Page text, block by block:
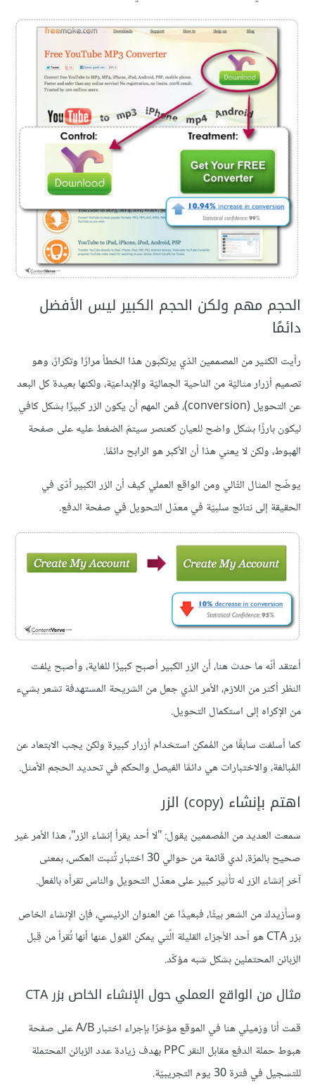
الحجم مهم ولكن الحجم الكبير ليس الأفضل
دائمًا
رأيت الكثير من المصممين الذي يرتكبون هذا الخطأ مرارًا وتكرارً، وهو
تصميم أزرار مثاليّة من الناحية الجماليّة والإبداعيّة، ولكنها بعيدة كل البعد
عن التحويل (conversion)، فمن المهم أن يكون الزر كبيرًا بشكل كافي
ليكون بارزًا بشكل واضح للعيان كعنصر سيتمّ الضغط عليه على صفحة
الهبوط، ولكن لا يعني هذا أن الأكبر هو الرابح دائمًا.
يوضّح المثال التّالي ومن الواقع العملي كيف أن الزر الكبير أدّى في
الحقيقة إلى نتائج سلبيّة في معدّل التحويل في صفحة الدفع.
أعتقد أنّه ما حدث هنا، أن الزر الكبير أصبح كبيرًا للغاية، وأصبح يلفت
النظر أكثر من اللازم، الأمر الذي جعل من الشريحة المستهدفة تشعر بشيء
من الإكراه إلى استكمال التحويل.
كما أسلفت سابقًا من المُمكن استخدام أزرار كبيرة ولكن يجب الابتعاد عن
المُبالغة، والاختبارات هي دائمًا الفيصل والحكم في تحديد الحجم الأمثل.
اهتم بإنشاء (copy) الزر
سمعت العديد من المُصممين يقول: "لا أحد يقرأ إنشاء الزر"، هذا الأمر غير
صحيح بالمرّة، لدي قائمة من حوالي 30 اختبار تُثبت العكس، بمعنى
آخر إنشاء الزر له تأثير كبير على معدّل التحويل والناس تقرأه بالفعل.
وسأزيدك من الشعر بيتًا، فبعيدًا عن العنوان الرئيسي، فإن الإنشاء الخاص
بزر CTA هو أحد الأجزاء القليلة الّتي يمكن القول عنها أنها تُقرأ من قِبل
الزبائن المحتملين بشكل شبه مؤكّد.
مثال من الواقع العملي حول الإنشاء الخاص بزر CTA
قمت أنا وزميلي هنا في الموقع مؤخرًا بإجراء اختبار A/B على صفحة
هبوط حملة الدفع مقابل النقر PPC بهدف زيادة عدد الزبائن المحتملة
للتسجيل في فترة 30 يوم التجريبيّة.